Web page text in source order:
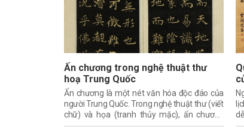
Ấn chương trong nghệ thuật thư
hoạ Trung Quốc
Ấn chương là một nét văn hóa độc đáo của
người Trung Quốc. Trong nghệ thuật thư (viết
chữ) và họa (tranh thủy mặc), ấn chương
đóng một vai trò vô cùng quan trọng